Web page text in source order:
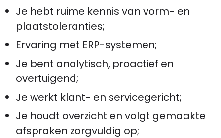
Je hebt ruime kennis van vorm- en
plaatstoleranties;
Ervaring met ERP-systemen;
Je bent analytisch, proactief en
overtuigend;
Je werkt klant- en servicegericht;
Je houdt overzicht en volgt gemaakte
afspraken zorgvuldig op;